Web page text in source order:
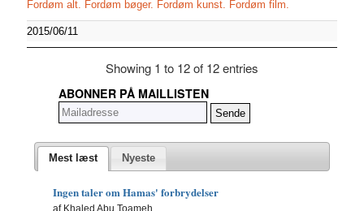
Fordøm alt. Fordøm bøger. Fordøm kunst. Fordøm film.
2015/06/11
Showing 1 to 12 of 12 entries
ABONNER PÅ MAILLISTEN
Mest læst Nyeste
Ingen taler om Hamas' forbrydelser